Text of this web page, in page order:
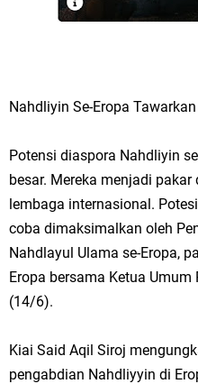
Nahdliyin Se-Eropa
Potensi diaspora Nahdliyin
besar. Mereka menjadi
lembaga internasional.
coba dimaksimalkan oleh
Nahdlayul Ulama se-Eropa,
Eropa bersama Ketua Umum
(14/6).
Kiai Said Aqil Siroj
pengabdian Nahdliyyin di